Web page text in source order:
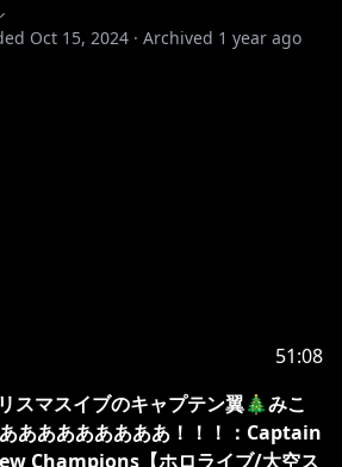
Oct 15, 2024 · Archived 1 year ago
51:08
スマスイブのキャプテン翼🎄みこ
ああああああああ！！！：Captain
Champions【ホロライブ/大空ス